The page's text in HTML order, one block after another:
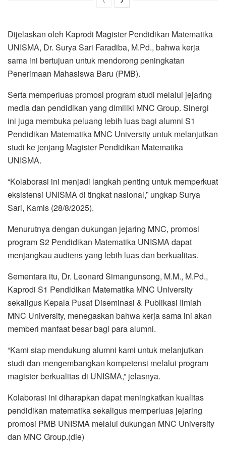
Dijelaskan oleh Kaprodi Magister Pendidikan Matematika
UNISMA, Dr. Surya Sari Faradiba, M.Pd., bahwa kerja
sama ini bertujuan untuk mendorong peningkatan
Penerimaan Mahasiswa Baru (PMB).
Serta memperluas promosi program studi melalui jejaring
media dan pendidikan yang dimiliki MNC Group. Sinergi
ini juga membuka peluang lebih luas bagi alumni S1
Pendidikan Matematika MNC University untuk melanjutkan
studi ke jenjang Magister Pendidikan Matematika
UNISMA.
“Kolaborasi ini menjadi langkah penting untuk memperkuat
eksistensi UNISMA di tingkat nasional,” ungkap Surya
Sari, Kamis (28/8/2025).
Menurutnya dengan dukungan jejaring MNC, promosi
program S2 Pendidikan Matematika UNISMA dapat
menjangkau audiens yang lebih luas dan berkualitas.
Sementara itu, Dr. Leonard Simangunsong, M.M., M.Pd.,
Kaprodi S1 Pendidikan Matematika MNC University
sekaligus Kepala Pusat Diseminasi & Publikasi Ilmiah
MNC University, menegaskan bahwa kerja sama ini akan
memberi manfaat besar bagi para alumni.
“Kami siap mendukung alumni kami untuk melanjutkan
studi dan mengembangkan kompetensi melalui program
magister berkualitas di UNISMA,” jelasnya.
Kolaborasi ini diharapkan dapat meningkatkan kualitas
pendidikan matematika sekaligus memperluas jejaring
promosi PMB UNISMA melalui dukungan MNC University
dan MNC Group.(die)